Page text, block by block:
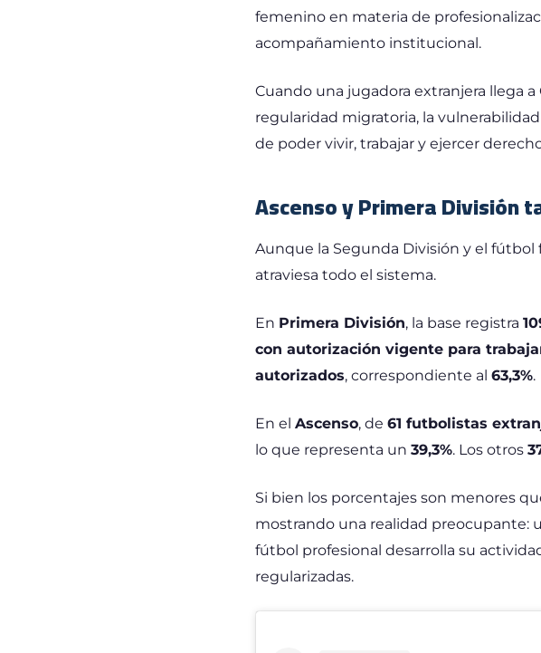
femenino en materia de
acompañamiento institucional.
Cuando una jugadora extranjera llega
regularidad migratoria, la
de poder vivir, trabajar y ejercer
Ascenso y Primera División
Aunque la Segunda División y el
atraviesa todo el sistema.
En Primera División, la base registra
con autorización vigente para
autorizados, correspondiente al 63,3%.
En el Ascenso, de 61 futbolistas
lo que representa un 39,3%. Los otros
Si bien los porcentajes son menores
mostrando una realidad preocupante:
fútbol profesional desarrolla su
regularizadas.